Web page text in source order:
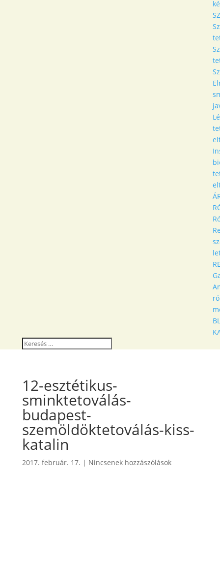
12-esztétikus-
sminktetoválás-
budapest-
szemöldöktetoválás-kiss-
katalin
2017. február. 17. | Nincsenek hozzászólások